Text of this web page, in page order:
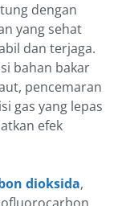
dengan
yang sehat
dan terjaga.
bahan bakar
pencemaran
gas yang lepas
efek
dioksida,